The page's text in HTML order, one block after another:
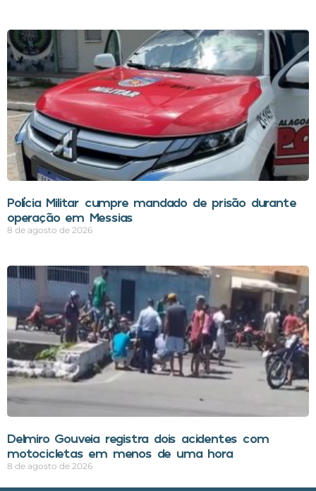
Polícia Militar cumpre mandado de prisão durante
operação em Messias
8 de agosto de 2026
Delmiro Gouveia registra dois acidentes com
motocicletas em menos de uma hora
8 de agosto de 2026